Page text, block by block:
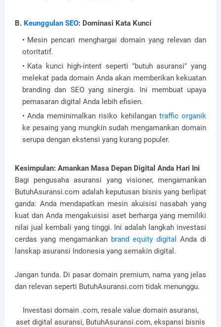
B. Keunggulan SEO: Dominasi Kata Kunci
Mesin pencari menghargai domain yang relevan dan
otoritatif.
Kata kunci high-intent seperti "butuh asuransi" yang
melekat pada domain Anda akan memberikan kekuatan
branding dan SEO yang sinergis. Ini membuat upaya
pemasaran digital Anda lebih efisien.
Anda meminimalkan risiko kehilangan traffic organik
ke pesaing yang mungkin sudah mengamankan domain
serupa dengan ekstensi yang kurang populer.
Kesimpulan: Amankan Masa Depan Digital Anda Hari Ini
Bagi pengusaha asuransi yang visioner, mengamankan
ButuhAsuransi.com adalah keputusan bisnis yang berlipat
ganda: Anda mendapatkan mesin akuisisi nasabah yang
kuat dan Anda mengakuisisi aset berharga yang memiliki
nilai jual kembali yang tinggi. Ini adalah langkah investasi
cerdas yang mengamankan brand equity digital
Anda di
lanskap asuransi Indonesia yang semakin digital.
Jangan tunda. Di pasar domain premium, nama yang jelas
dan relevan seperti ButuhAsuransi.com tidak menunggu.
Investasi domain .com, resale value domain asuransi,
aset digital asuransi, ButuhAsuransi.com, ekspansi bisnis